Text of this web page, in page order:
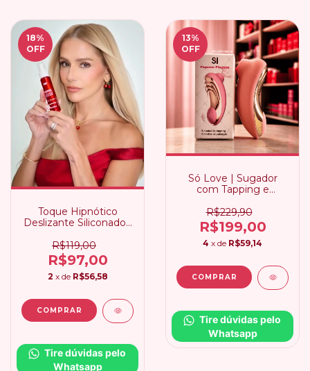
18%
OFF
Toque Hipnótico
Deslizante Siliconado |
R$119,00
R$97,00
2 x de R$56,58
Tire dúvidas pelo
Whatsapp
13%
OFF
Só Love | Sugador
com Tapping e
R$229,90
R$199,00
4 x de R$59,14
Tire dúvidas pelo
Whatsapp